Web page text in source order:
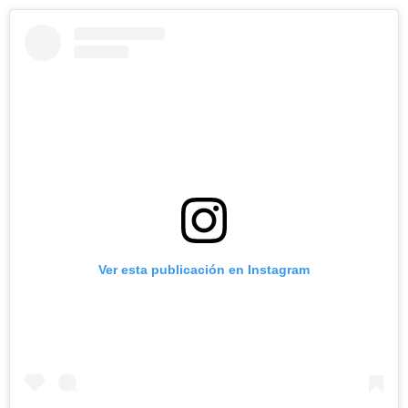
Ver esta publicación en Instagram